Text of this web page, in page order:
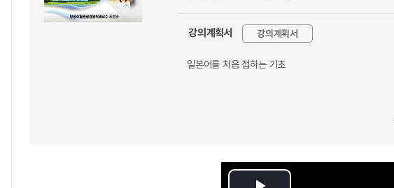
강의계획서 강의계획서
일본어를 처음 접하는 기초